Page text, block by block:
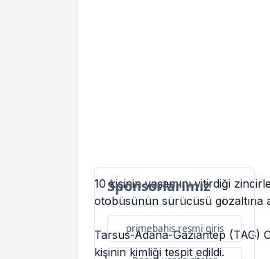
Sponsorlarımız
Bu içerik destekçileri
primebahis resmi giris
10 kişinin yaşamını yitirdiği
otobüsünün sürücüsü gözaltına
Tarsus-Adana-Gaziantep (TAG)
kişinin kimliği tespit edildi.